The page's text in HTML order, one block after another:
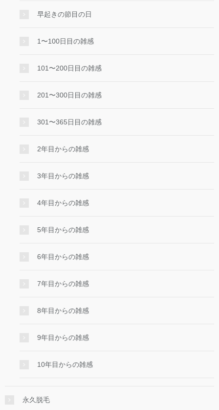
早起きの節目の日
1〜100日目の雑感
101〜200日目の雑感
201〜300日目の雑感
301〜365日目の雑感
2年目からの雑感
3年目からの雑感
4年目からの雑感
5年目からの雑感
6年目からの雑感
7年目からの雑感
8年目からの雑感
9年目からの雑感
10年目からの雑感
永久脱毛